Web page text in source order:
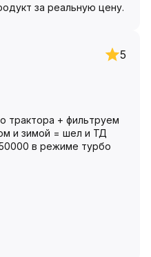
за реальную цену.
5
трактора + фильтруем
и зимой = шел и ТД
в режиме турбо